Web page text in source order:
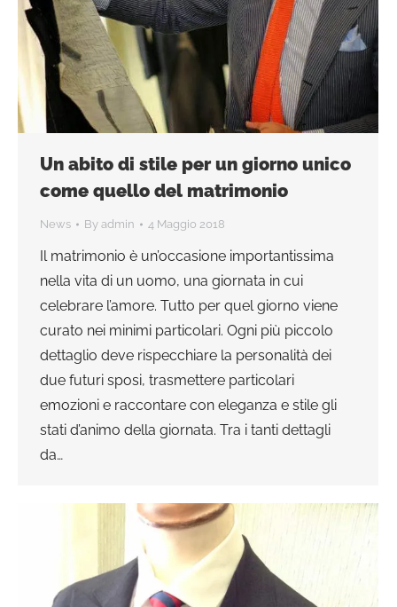
Un abito di stile per un giorno unico
come quello del matrimonio
News By admin 4 Maggio 2018
Il matrimonio è un’occasione importantissima
nella vita di un uomo, una giornata in cui
celebrare l’amore. Tutto per quel giorno viene
curato nei minimi particolari. Ogni più piccolo
dettaglio deve rispecchiare la personalità dei
due futuri sposi, trasmettere particolari
emozioni e raccontare con eleganza e stile gli
stati d’animo della giornata. Tra i tanti dettagli
da…